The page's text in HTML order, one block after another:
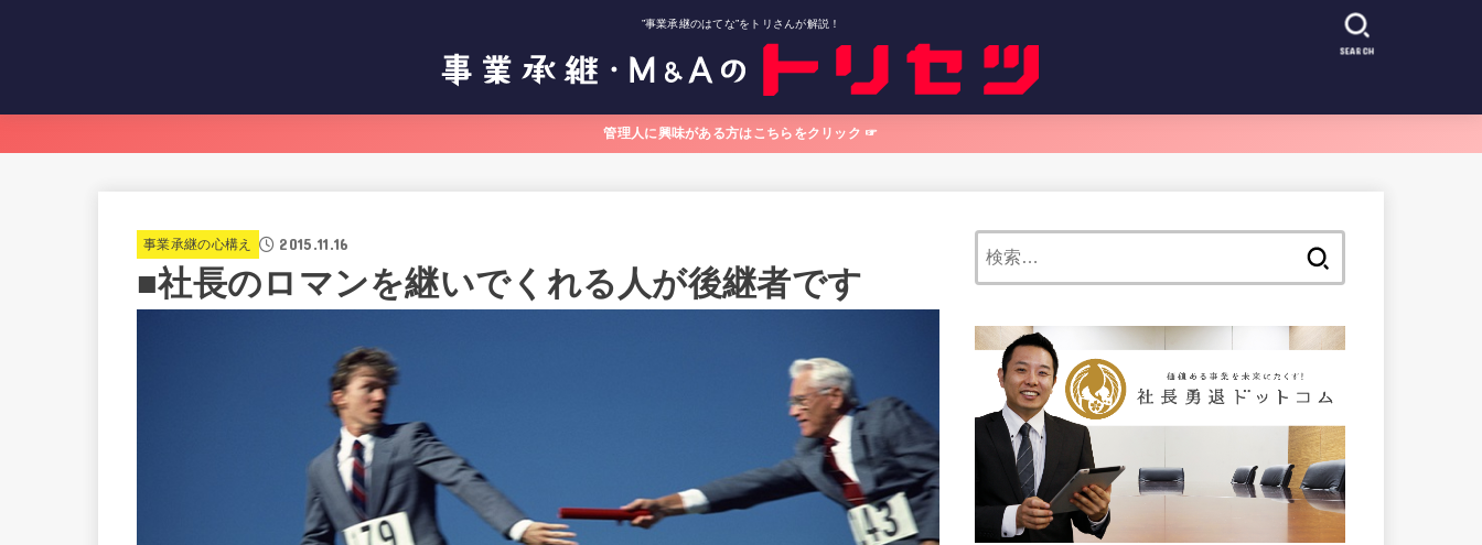
”事業承継のはてな”をトリさんが解説！
SEARCH
管理人に興味がある方はこちらをクリック ☞
事業承継の心構え 2015.11.16
■社長のロマンを継いでくれる人が後継者です